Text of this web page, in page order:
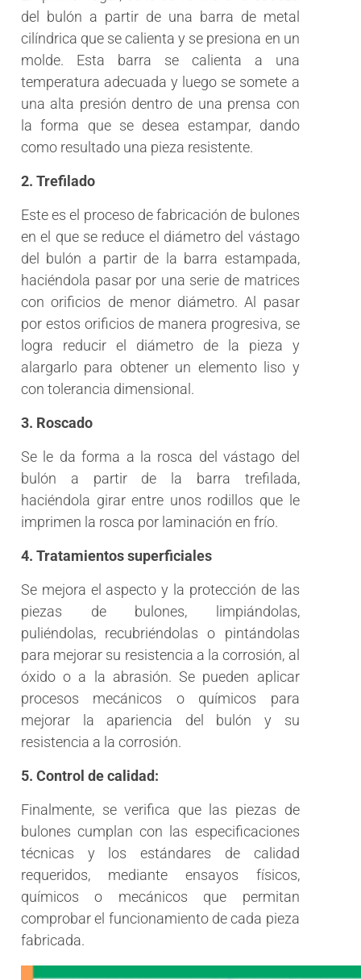
del bulón a partir de una barra de metal
cilíndrica que se calienta y se presiona en un
molde. Esta barra se calienta a una
temperatura adecuada y luego se somete a
una alta presión dentro de una prensa con
la forma que se desea estampar, dando
como resultado una pieza resistente.
2. Trefilado
Este es el proceso de fabricación de bulones
en el que se reduce el diámetro del vástago
del bulón a partir de la barra estampada,
haciéndola pasar por una serie de matrices
con orificios de menor diámetro. Al pasar
por estos orificios de manera progresiva, se
logra reducir el diámetro de la pieza y
alargarlo para obtener un elemento liso y
con tolerancia dimensional.
3. Roscado
Se le da forma a la rosca del vástago del
bulón a partir de la barra trefilada,
haciéndola girar entre unos rodillos que le
imprimen la rosca por laminación en frío.
4. Tratamientos superficiales
Se mejora el aspecto y la protección de las
piezas de bulones, limpiándolas,
puliéndolas, recubriéndolas o pintándolas
para mejorar su resistencia a la corrosión, al
óxido o a la abrasión. Se pueden aplicar
procesos mecánicos o químicos para
mejorar la apariencia del bulón y su
resistencia a la corrosión.
5. Control de calidad:
Finalmente, se verifica que las piezas de
bulones cumplan con las especificaciones
técnicas y los estándares de calidad
requeridos, mediante ensayos físicos,
químicos o mecánicos que permitan
comprobar el funcionamiento de cada pieza
fabricada.